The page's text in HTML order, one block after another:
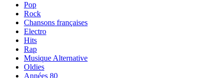
Pop
Rock
Chansons françaises
Electro
Hits
Rap
Musique Alternative
Oldies
Années 80